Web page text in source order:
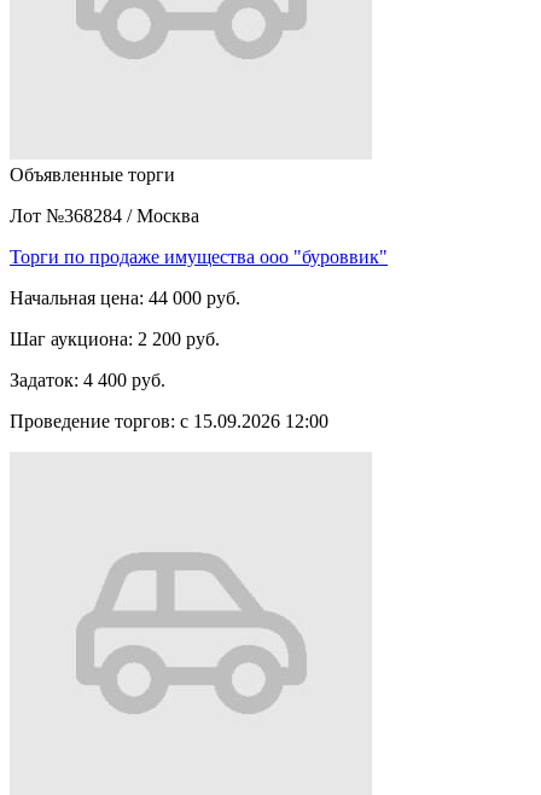
Объявленные торги
Лот №368284 / Москва
Торги по продаже имущества ооо "буроввик"
Начальная цена: 44 000 руб.
Шаг аукциона: 2 200 руб.
Задаток: 4 400 руб.
Проведение торгов: с 15.09.2026 12:00